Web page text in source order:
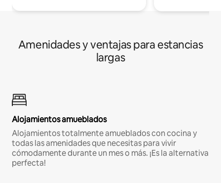
Amenidades y ventajas para estancias
largas
Alojamientos amueblados
Alojamientos totalmente amueblados con cocina y
todas las amenidades que necesitas para vivir
cómodamente durante un mes o más. ¡Es la alternativa
perfecta!